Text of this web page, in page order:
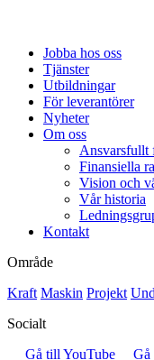
Jobba hos oss
Tjänster
Utbildningar
För leverantörer
Nyheter
Om oss
Ansvarsfullt
Finansiella
Vision och
Vår historia
Kontakt
Område
Kraft Maskin Projekt
Socialt
Gå till YouTube